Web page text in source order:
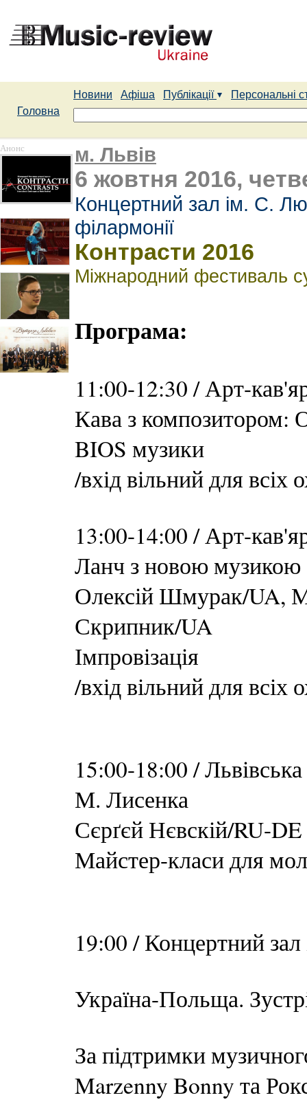
Новини Афіша Публікації
Персональні
Головна
Анонс м. Львів
6 жовтня 2016,
Концертний зал ім. С.
філармонії
Контрасти 2016
Міжнародний фестиваль
Програма:
11:00-12:30 / Арт-
Кава з
BIOS музики
/вхід вільний для всіх
13:00-14:00 / Арт-
Ланч з новою музикою
Олексій Шмурак/UA,
Скрипник/UA
Імпровізація
/вхід вільний для всіх
15:00-18:00 /
М. Лисенка
Сєрґєй Нєвскій/RU-DE
Майстер-класи для
19:00 / Концертний
Україна-Польща.
За підтримки
Marzenny Bonny та